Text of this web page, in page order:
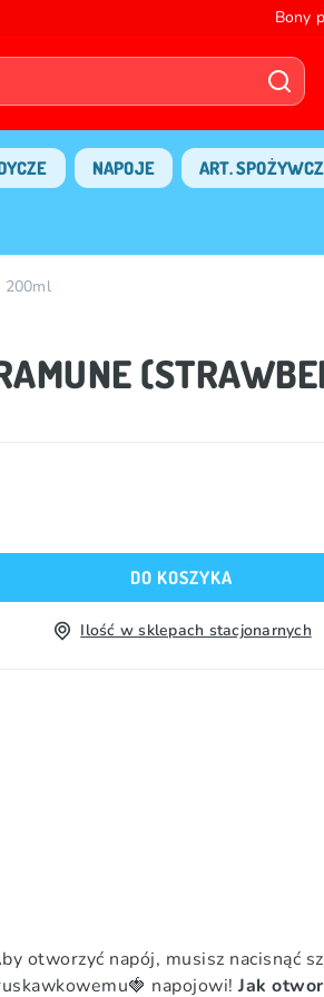
Bony
NAPOJE ART.
200ml
DO KOSZYKA
Ilość w sklepach stacjonarnych
otworzyć napój, musisz nacisnąć
napojowi! Jak